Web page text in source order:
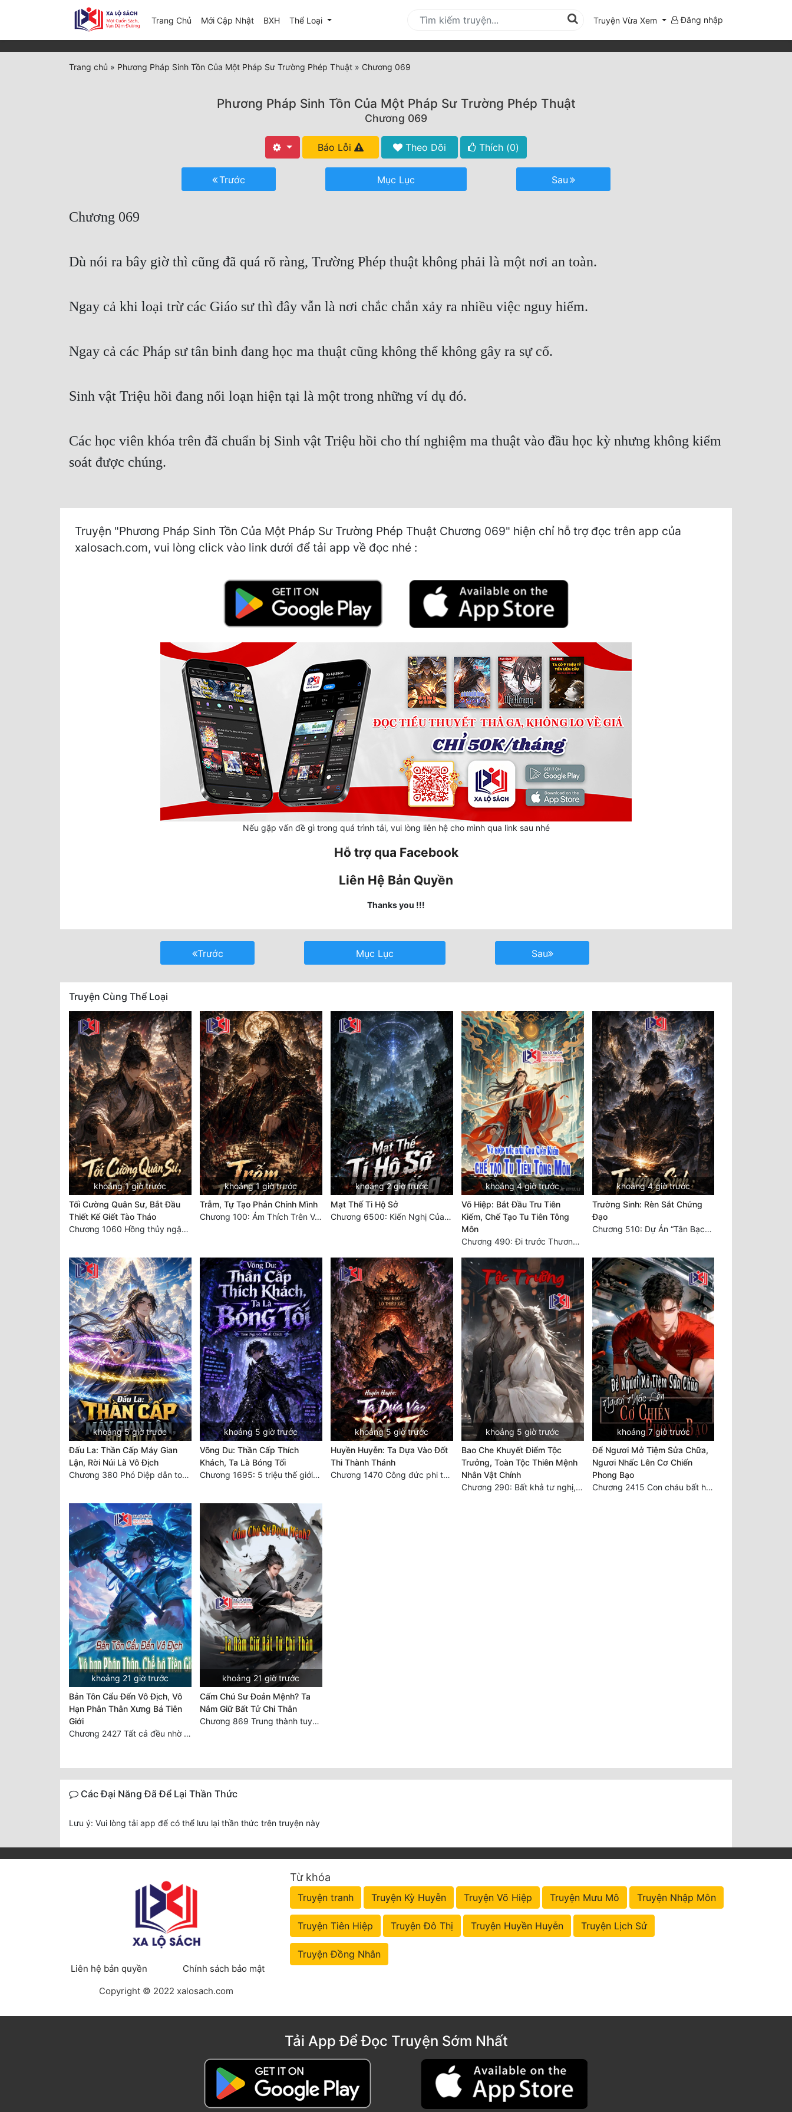
Trang Chủ Mới Cập Nhật(current)
BXH Thể Loại Truyện Vừa Xem Đăng nhập
Trang chủ » Phương Pháp Sinh Tồn Của Một Pháp Sư Trường Phép Thuật » Chương 069
Phương Pháp Sinh Tồn Của Một Pháp Sư Trường Phép Thuật
Chương 069
Báo Lỗi Theo Dõi Thích (0)
Trước Mục Lục Sau
Chương 069
Dù nói ra bây giờ thì cũng đã quá rõ ràng, Trường Phép thuật không phải là một nơi an toàn.
Ngay cả khi loại trừ các Giáo sư thì đây vẫn là nơi chắc chắn xảy ra nhiều việc nguy hiểm.
Ngay cả các Pháp sư tân binh đang học ma thuật cũng không thể không gây ra sự cố.
Sinh vật Triệu hồi đang nổi loạn hiện tại là một trong những ví dụ đó.
Các học viên khóa trên đã chuẩn bị Sinh vật Triệu hồi cho thí nghiệm ma thuật vào đầu học kỳ nhưng không kiểm
soát được chúng.
Truyện "Phương Pháp Sinh Tồn Của Một Pháp Sư Trường Phép Thuật Chương 069" hiện chỉ hỗ trợ đọc trên app của
xalosach.com, vui lòng click vào link dưới để tải app về đọc nhé :
Nếu gặp vấn đề gì trong quá trình tải, vui lòng liên hệ cho mình qua link sau nhé
Hỗ trợ qua Facebook
Liên Hệ Bản Quyền
Thanks you !!!
Trước Mục Lục Sau
Truyện Cùng Thể Loại
khoảng 1 giờ trước
Tối Cường Quân Sư, Bắt Đầu
Thiết Kế Giết Tào Tháo
Chương 1060 Hồng thủy ngập trời, thời khắc tuyệt vọng (2/2)
khoảng 1 giờ trước
Trẫm, Tự Tạo Phản Chính Mình
Chương 100: Ám Thích Trên Vân Sơn
khoảng 2 giờ trước
Mạt Thế Ti Hộ Sở
Chương 6500: Kiến Nghị Của Vân Lục
khoảng 4 giờ trước
Võ Hiệp: Bắt Đầu Tru Tiên
Kiếm, Chế Tạo Tu Tiên Tông
Môn
Chương 490: Đi trước Thương trường Địa Hạ, thắng lợi trở về.
khoảng 4 giờ trước
Trường Sinh: Rèn Sắt Chứng
Đạo
Chương 510: Dự Án “Tân Bạch Nương Tử” Và “Tinh Thám” Xà Yêu
khoảng 5 giờ trước
Đấu La: Thần Cấp Máy Gian
Lận, Rời Núi Là Vô Địch
Chương 380 Phó Diệp dẫn toàn tộc Hồn Thú di chuyển đến Sâm La Tinh, chúng thần Thần Giới kinh ngạc!
khoảng 5 giờ trước
Võng Du: Thần Cấp Thích
Khách, Ta Là Bóng Tối
Chương 1695: 5 triệu thế giới bản gốc, cũng không thể giết chết ta!
khoảng 5 giờ trước
Huyền Huyễn: Ta Dựa Vào Đốt
Thi Thành Thánh
Chương 1470 Công đức phi thăng
khoảng 5 giờ trước
Bao Che Khuyết Điểm Tộc
Trưởng, Toàn Tộc Thiên Mệnh
Nhân Vật Chính
Chương 290: Bất khả tư nghị, giữa cao thủ va chạm
khoảng 7 giờ trước
Để Ngươi Mở Tiệm Sửa Chữa,
Ngươi Nhấc Lên Cơ Chiến
Phong Bạo
Chương 2415 Con cháu bất hiếu!! Mời cùng lên đường!!
khoảng 21 giờ trước
Bản Tôn Cẩu Đến Vô Địch, Vô
Hạn Phân Thân Xưng Bá Tiên
Giới
Chương 2427 Tất cả đều nhờ nỗ lực! Mời Đế vào Thiên!
khoảng 21 giờ trước
Cấm Chú Sư Đoản Mệnh? Ta
Nắm Giữ Bất Tử Chi Thân
Chương 869 Trung thành tuyệt đối
Các Đại Năng Đã Để Lại Thần Thức
Lưu ý: Vui lòng tải app để có thể lưu lại thần thức trên truyện này
Liên hệ bản quyền
Chính sách bảo mật
Copyright © 2022 xalosach.com
Từ khóa
Truyện tranh Truyện Kỳ Huyễn Truyện Võ Hiệp Truyện Mưu Mô Truyện Nhập Môn
Truyện Tiên Hiệp Truyện Đô Thị Truyện Huyền Huyễn Truyện Lịch Sử
Truyện Đồng Nhân
Tải App Để Đọc Truyện Sớm Nhất